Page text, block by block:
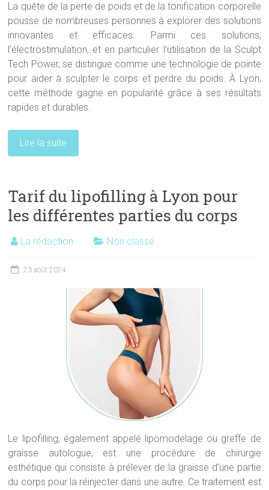
La quête de la perte de poids et de la tonification corporelle
pousse de nombreuses personnes à explorer des solutions
innovantes et efficaces. Parmi ces solutions,
l’électrostimulation, et en particulier l’utilisation de la Sculpt
Tech Power, se distingue comme une technologie de pointe
pour aider à sculpter le corps et perdre du poids. À Lyon,
cette méthode gagne en popularité grâce à ses résultats
rapides et durables.
Lire la suite
Tarif du lipofilling à Lyon pour
les différentes parties du corps
La rédaction Non classé
23 août 2024
Le lipofilling, également appelé lipomodelage ou greffe de
graisse autologue, est une procédure de chirurgie
esthétique qui consiste à prélever de la graisse d’une partie
du corps pour la réinjecter dans une autre. Ce traitement est